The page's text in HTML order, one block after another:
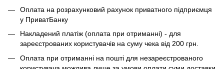
Оплата на розрахунковий рахунок приватного підприємця
у ПриватБанку
Накладений платіж (оплата при отриманні) - для
зареєстрованих користувачів на суму чека від 200 грн.
Оплата при отриманні на пошті для незареєстрованого